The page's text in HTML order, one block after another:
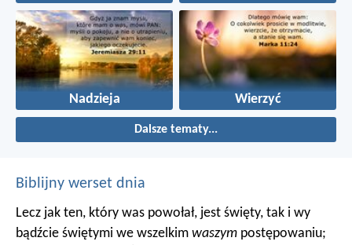
Nadzieja Wierzyć
Dalsze tematy...
Biblijny werset dnia
Lecz jak ten, który was powołał, jest święty, tak i wy
bądźcie świętymi we wszelkim waszym postępowaniu;